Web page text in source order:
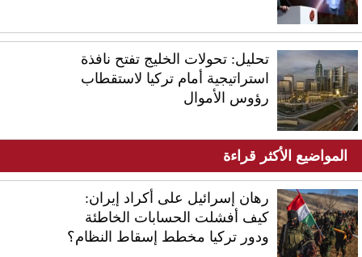
تحليل: تحولات الخليج تفتح نافذة
استراتيجية أمام تركيا لاستقطاب
رؤوس الأموال
المواضيع الأكثر قراءة
رهان إسرائيل على أكراد إيران:
كيف أفشلت الحسابات الخاطئة
ودور تركيا مخطط إسقاط النظام؟